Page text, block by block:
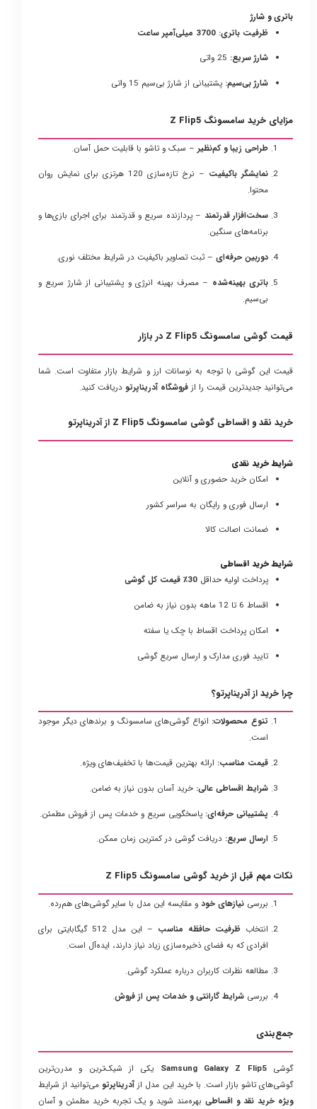
باتری و شارژ
ظرفیت باتری: 3700 میلی‌آمپر ساعت
شارژ سریع:
شارژ بی‌سیم: پشتیبانی از شارژ بی‌سیم 15 واتی
مزایای خرید سامسونگ Z Flip5
طراحی زیبا و کم‌نظیر – سبک و تاشو با قابلیت حمل آسان.
نمایشگر باکیفیت
– نرخ تازه‌سازی 120 هرتزی برای نمایش روان
محتوا.
سخت‌افزار قدرتمند – پردازنده سریع و قدرتمند برای اجرای بازی‌ها و
برنامه‌های سنگین.
دوربین حرفه‌ای – ثبت تصاویر باکیفیت در شرایط مختلف نوری.
باتری بهینه‌شده – مصرف بهینه انرژی و پشتیبانی از شارژ سریع و
بی‌سیم.
قیمت گوشی سامسونگ Z Flip5 در بازار
قیمت این گوشی با توجه به نوسانات ارز و شرایط بازار متفاوت است. شما
می‌توانید جدیدترین قیمت را از فروشگاه آدریناپرتو دریافت کنید.
خرید نقد و اقساطی گوشی سامسونگ Z Flip5 از آدریناپرتو
شرایط خرید نقدی
امکان خرید حضوری و آنلاین
ارسال فوری و رایگان به سراسر کشور
ضمانت اصالت کالا
شرایط خرید اقساطی
پرداخت اولیه حداقل 30٪ قیمت کل گوشی
اقساط 6 تا 12 ماهه بدون نیاز به ضامن
امکان پرداخت اقساط با چک یا سفته
تایید فوری مدارک و ارسال سریع گوشی
چرا خرید از آدریناپرتو؟
تنوع محصولات: انواع گوشی‌های سامسونگ و برندهای دیگر موجود
است.
قیمت مناسب: ارائه بهترین قیمت‌ها با تخفیف‌های ویژه.
شرایط اقساطی عالی: خرید آسان بدون نیاز به ضامن.
پشتیبانی حرفه‌ای: پاسخگویی سریع و خدمات پس از فروش مطمئن.
ارسال سریع: دریافت گوشی در کمترین زمان ممکن.
نکات مهم قبل از خرید گوشی سامسونگ Z Flip5
بررسی نیازهای خود و مقایسه این مدل با سایر گوشی‌های هم‌رده.
انتخاب ظرفیت حافظه مناسب
– این مدل 512 گیگابایتی برای
افرادی که به فضای ذخیره‌سازی زیاد نیاز دارند، ایده‌آل است.
مطالعه نظرات کاربران درباره عملکرد گوشی.
بررسی شرایط گارانتی و خدمات پس از فروش.
جمع‌بندی
گوشیSamsung Galaxy Z Flip5 یکی از شیک‌ترین و مدرن‌ترین
گوشی‌های تاشو بازار است. با خرید این مدل از آدریناپرتو می‌توانید از شرایط
ویژه خرید نقد و اقساطی بهره‌مند شوید و یک تجربه خرید مطمئن و آسان